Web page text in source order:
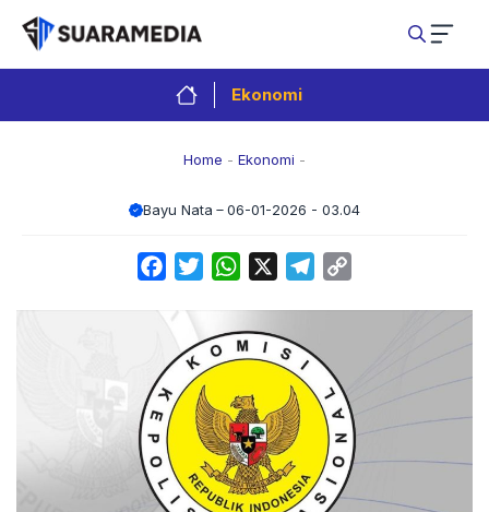
Langsung
isi
Ekonomi
Home - Ekonomi -
Bayu Nata 06-01-2026 - 03.04
FacebookTwitterWhatsApp Telegram